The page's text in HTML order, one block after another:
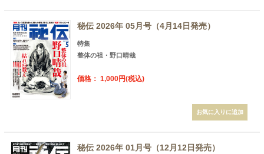
秘伝 2026年 05月号（4月14日発売）
特集
整体の祖・野口晴哉
価格： 1,000円(税込)
秘伝 2026年 01月号（12月12日発売）